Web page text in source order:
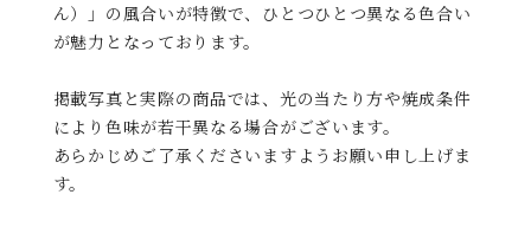
ん）」の風合いが特徴で、ひとつひとつ異なる色合い
が魅力となっております。
掲載写真と実際の商品では、光の当たり方や焼成条件
により色味が若干異なる場合がございます。
あらかじめご了承くださいますようお願い申し上げま
す。